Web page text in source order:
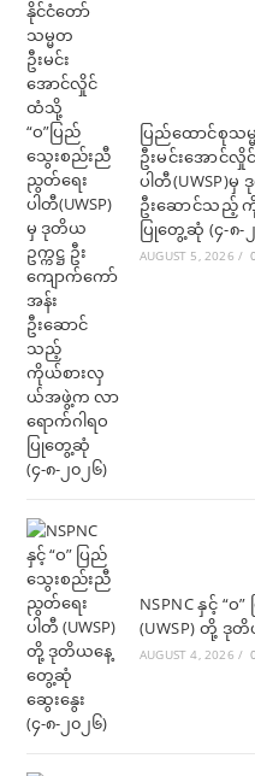
ပြည်ထောင်စုသမ္
ဦးမင်းအောင်
ပါတီ(UWSP)
ဦးဆောင်သည့်
ပြုတွေ့ဆုံ (၄-၈-
AUGUST 5, 2026 /
NSPNC နှင့် “
(UWSP) တို့ ဒု
AUGUST 4, 2026 /